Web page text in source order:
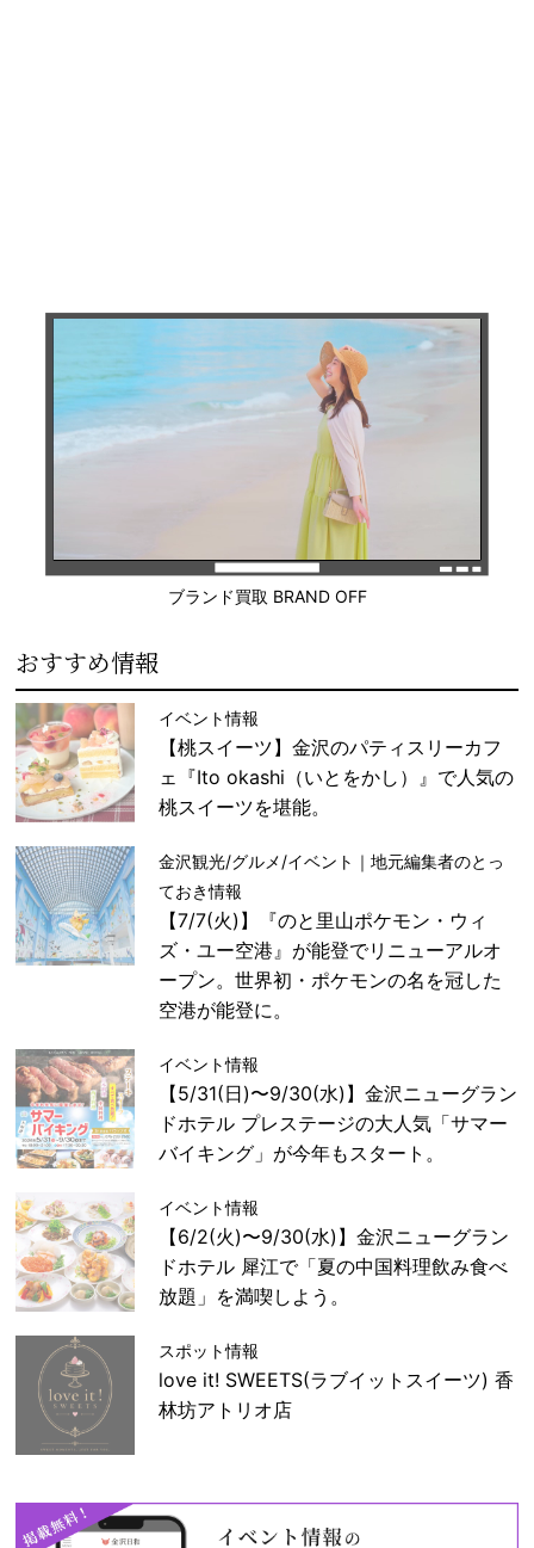
ブランド買取 BRAND OFF
おすすめ情報
イベント情報
【桃スイーツ】金沢のパティスリーカフ
ェ『Ito okashi（いとをかし）』で人気の
桃スイーツを堪能。
金沢観光/グルメ/イベント｜地元編集者のとっ
ておき情報
【7/7(火)】『のと里山ポケモン・ウィ
ズ・ユー空港』が能登でリニューアルオ
ープン。世界初・ポケモンの名を冠した
空港が能登に。
イベント情報
【5/31(日)〜9/30(水)】金沢ニューグラン
ドホテル プレステージの大人気「サマー
バイキング」が今年もスタート。
イベント情報
【6/2(火)〜9/30(水)】金沢ニューグラン
ドホテル 犀江で「夏の中国料理飲み食べ
放題」を満喫しよう。
スポット情報
love it! SWEETS(ラブイットスイーツ) 香
林坊アトリオ店